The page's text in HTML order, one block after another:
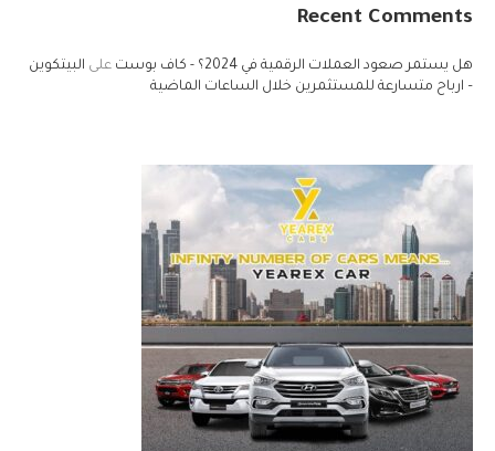
Recent Comments
هل يستمر صعود العملات الرقمية في 2024؟ - كاف بوست على البيتكوين
– ارباح متسارعة للمستثمرين خلال الساعات الماضية